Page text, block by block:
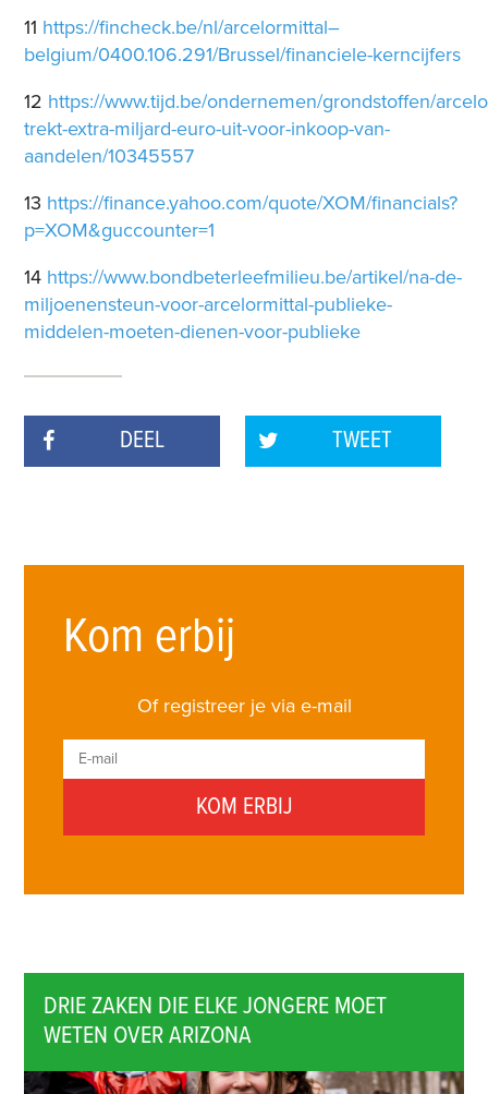
11 https://fincheck.be/nl/arcelormittal–
belgium/0400.106.291/Brussel/financiele-kerncijfers
12 https://www.tijd.be/ondernemen/grondstoffen/
trekt-extra-miljard-euro-uit-voor-inkoop-van-
aandelen/10345557
13 https://finance.yahoo.com/quote/XOM/financials?
p=XOM&guccounter=1
14 https://www.bondbeterleefmilieu.be/artikel/na-de-
miljoenensteun-voor-arcelormittal-publieke-
middelen-moeten-dienen-voor-publieke
DEEL TWEET
Kom erbij
Of registreer je via e-mail
DRIE ZAKEN DIE ELKE JONGERE MOET
WETEN OVER ARIZONA